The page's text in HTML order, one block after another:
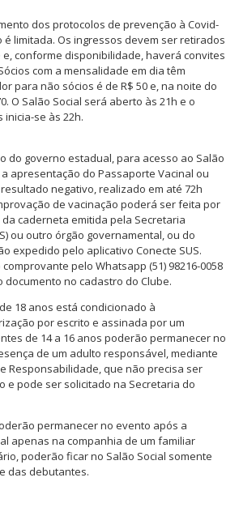
dos protocolos de prevenção à Covid-
é limitada. Os ingressos devem ser retirados
conforme disponibilidade, haverá convites
com a mensalidade em dia têm
para não sócios é de R$ 50 e, na noite do
O Salão Social será aberto às 21h e o
se às 22h.
do governo estadual, para acesso ao Salão
apresentação do Passaporte Vacinal ou
negativo, realizado em até 72h
de vacinação poderá ser feita por
caderneta emitida pela Secretaria
ou outro órgão governamental, ou do
expedido pelo aplicativo Conecte SUS.
pelo Whatsapp (51) 98216-0058
documento no cadastro do Clube.
18 anos está condicionado à
por escrito e assinada por um
de 14 a 16 anos poderão permanecer no
de um adulto responsável, mediante
Responsabilidade, que não precisa ser
e pode ser solicitado na Secretaria do
permanecer no evento após a
apenas na companhia de um familiar
poderão ficar no Salão Social somente
das debutantes.